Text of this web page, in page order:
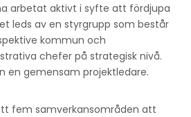
arbetat aktivt i syfte att fördjupa
leds av en styrgrupp som består
kommun och
chefer på strategisk nivå.
en gemensam projektledare.
fem samverkansområden att